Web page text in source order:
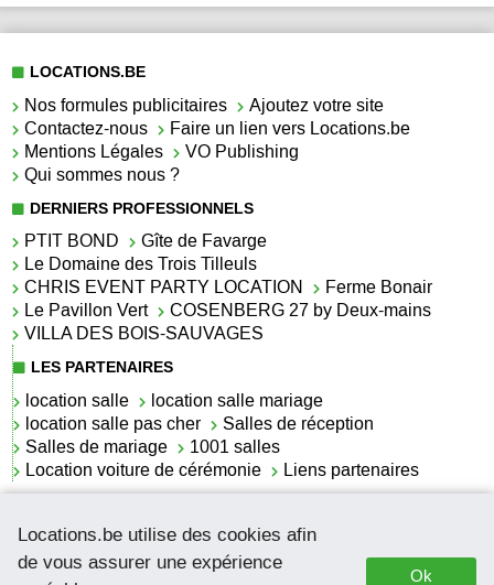
Locations.be utilise des cookies afin
de vous assurer une expérience
Ok
LOCATIONS.BE
Nos formules publicitaires
Ajoutez votre site
Contactez-nous
Faire un lien vers Locations.be
Mentions Légales
VO Publishing
Qui sommes nous ?
DERNIERS PROFESSIONNELS
PTIT BOND
Gîte de Favarge
Le Domaine des Trois Tilleuls
CHRIS EVENT PARTY LOCATION
Ferme Bonair
Le Pavillon Vert
COSENBERG 27 by Deux-mains
VILLA DES BOIS-SAUVAGES
LES PARTENAIRES
location salle
location salle mariage
location salle pas cher
Salles de réception
Salles de mariage
1001 salles
Location voiture de cérémonie
Liens partenaires
La location de lettrage pour mariage
La salle de réception pour mariage en Belgique